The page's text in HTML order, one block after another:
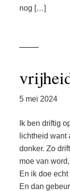
nog […]
5 mei 2024
Ik ben driftig
lichtheid want
donker. Zo
moe van
En ik doe
En dan